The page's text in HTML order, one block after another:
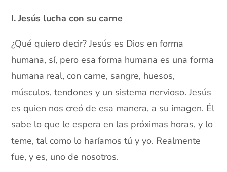
I. Jesús lucha con su carne
¿Qué quiero decir? Jesús es Dios en forma
humana, sí, pero esa forma humana es una forma
humana real, con carne, sangre, huesos,
músculos, tendones y un sistema nervioso. Jesús
es quien nos creó de esa manera, a su imagen. Él
sabe lo que le espera en las próximas horas, y lo
teme, tal como lo haríamos tú y yo. Realmente
fue, y es, uno de nosotros.